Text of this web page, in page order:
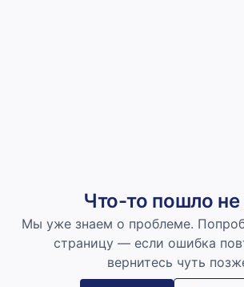
Что-то пошло не
Мы уже знаем о проблеме.
страницу — если ошибка
вернитесь чуть